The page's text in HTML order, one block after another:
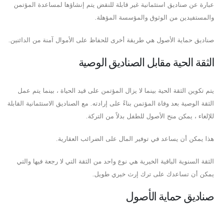
عبارة عن صناديق استئمانية غير قابلة للنقض يتم إنشاؤها لمساعدة المؤتمن
والمستفيدين من الوثوق والمؤسسة المؤهلة.
صناديق حماية الأصول هي طريقة أخرى للحفاظ على الأموال آمنة من الدائنين.
الثقة الحية مقابل الصناديق الوصية
يتم تكوين الثقة الحية بينما لا يزال المؤتمن على قيد الحياة ، بينما يتم عمل
الثقة الوصية بعد وفاة المؤتمن بناءً على إرادته. مع الصناديق الاستئمانية القابلة
للإلغاء ، يمكن منح الأصول للطفل بدلاً من التركة.
هذا يمكن أن يساعد في توفير المال على الضرائب العقارية.
الثقة السنوية الباقية الخيرية هي نوع واحد من الثقة التي لا رجعة فيها والتي
يمكن أن تساعدك على ترك إرث خيري طويل.
صناديق حماية الأصول